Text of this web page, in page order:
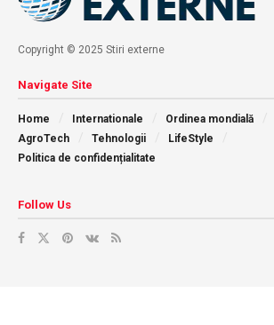
Copyright © 2025 Stiri externe
Navigate Site
Home Internationale Ordinea mondială
AgroTech
Tehnologii
LifeStyle
Politica de confidențialitate
Follow Us